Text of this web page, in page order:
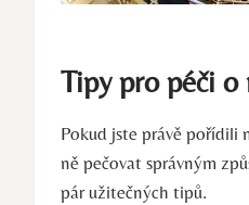
Tipy pro péči o
Pokud jste právě pořídili
ně pečovat správným
pár užitečných tipů.